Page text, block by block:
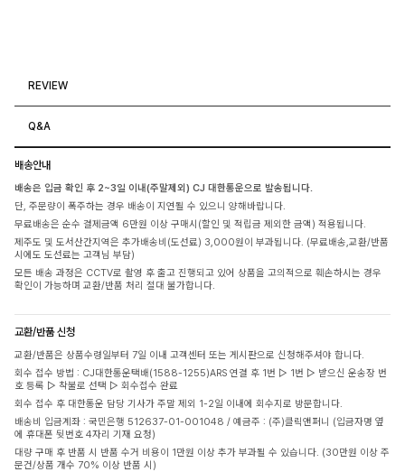
REVIEW
Q&A
배송안내
배송은 입금 확인 후 2~3일 이내(주말제외) CJ 대한통운으로 발송됩니다.
단, 주문량이 폭주하는 경우 배송이 지연될 수 있으니 양해바랍니다.
무료배송은 순수 결제금액 6만원 이상 구매시(할인 및 적립금 제외한 금액) 적용됩니다.
제주도 및 도서산간지역은 추가배송비(도선료) 3,000원이 부과됩니다. (무료배송,교환/반품
시에도 도선료는 고객님 부담)
모든 배송 과정은 CCTV로 촬영 후 출고 진행되고 있어 상품을 고의적으로 훼손하시는 경우
확인이 가능하며 교환/반품 처리 절대 불가합니다.
교환/반품 신청
교환/반품은 상품수령일부터 7일 이내 고객센터 또는 게시판으로 신청해주셔야 합니다.
회수 접수 방법 : CJ대한통운택배(1588-1255)ARS 연결 후 1번 ▷ 1번 ▷ 받으신 운송장 번
호 등록 ▷ 착불로 선택 ▷ 회수접수 완료
회수 접수 후 대한통운 담당 기사가 주말 제외 1-2일 이내에 회수지로 방문합니다.
배송비 입금계좌 : 국민은행 512637-01-001048 / 예금주 : (주)클릭앤퍼니 (입금자명 옆
에 휴대폰 뒷번호 4자리 기재 요청)
대량 구매 후 반품 시 반품 수거 비용이 1만원 이상 추가 부과될 수 있습니다. (30만원 이상 주
문건/상품 개수 70% 이상 반품 시)